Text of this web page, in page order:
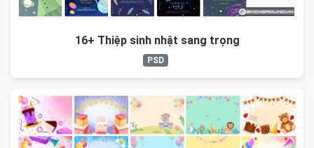
16+ Thiệp sinh nhật sang trọng
PSD